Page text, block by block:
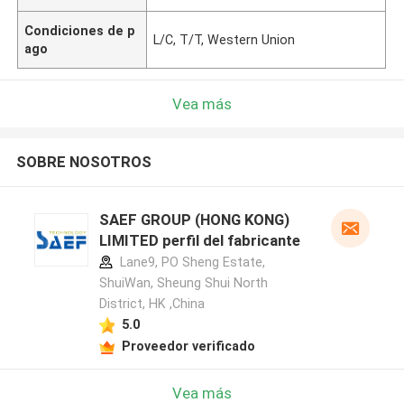
Condiciones de p
ago
L/C, T/T, Western Union
Vea más
SOBRE NOSOTROS
SAEF GROUP (HONG KONG)
LIMITED perfil del fabricante
Lane9, PO Sheng Estate,
ShuiWan, Sheung Shui North
District, HK ,China
5.0
Proveedor verificado
Vea más